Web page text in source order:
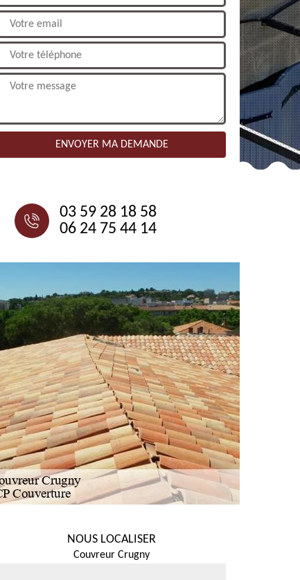
03 59 28 18 58
06 24 75 44 14
NOUS LOCALISER
Couvreur Crugny